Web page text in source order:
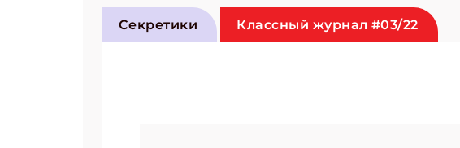
Секретики Классный журнал #03/22